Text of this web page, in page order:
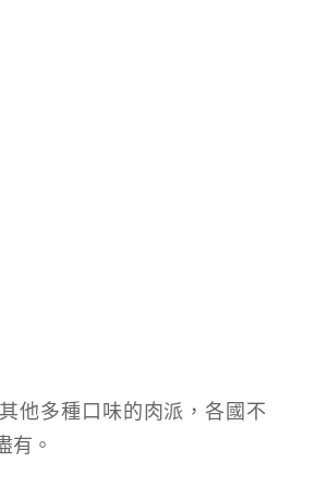
他多種口味的肉派，各國不
有。